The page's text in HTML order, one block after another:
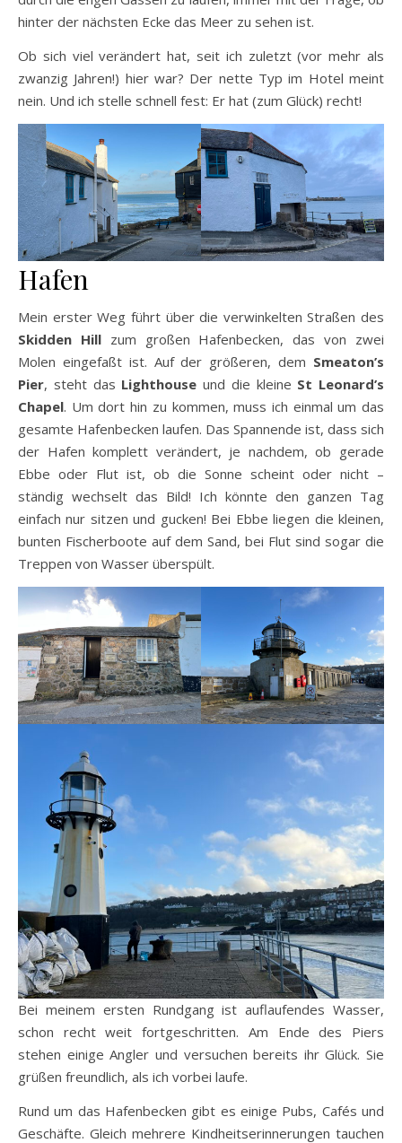
hinter der nächsten Ecke das Meer zu sehen ist.
Ob sich viel verändert hat, seit ich zuletzt (vor mehr als
zwanzig Jahren!) hier war? Der nette Typ im Hotel meint
nein. Und ich stelle schnell fest: Er hat (zum Glück) recht!
Hafen
Mein erster Weg führt über die verwinkelten Straßen des
Skidden Hillzum großen Hafenbecken, das von zwei
Molen eingefaßt ist. Auf der größeren, dem Smeaton’s
Pier, steht das Lighthouse und die kleine St Leonard’s
Chapel. Um dort hin zu kommen, muss ich einmal um das
gesamte Hafenbecken laufen. Das Spannende ist, dass sich
der Hafen komplett verändert, je nachdem, ob gerade
Ebbe oder Flut ist, ob die Sonne scheint oder nicht –
ständig wechselt das Bild! Ich könnte den ganzen Tag
einfach nur sitzen und gucken! Bei Ebbe liegen die kleinen,
bunten Fischerboote auf dem Sand, bei Flut sind sogar die
Treppen von Wasser überspült.
Bei meinem ersten Rundgang ist auflaufendes Wasser,
schon recht weit fortgeschritten. Am Ende des Piers
stehen einige Angler und versuchen bereits ihr Glück. Sie
grüßen freundlich, als ich vorbei laufe.
Rund um das Hafenbecken gibt es einige Pubs, Cafés und
Geschäfte. Gleich mehrere Kindheitserinnerungen tauchen